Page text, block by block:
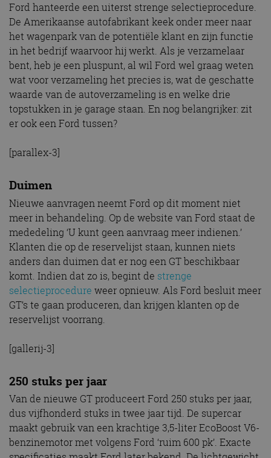
Ford hanteerde een uiterst strenge selectieprocedure.
De Amerikaanse autofabrikant keek onder meer naar
het wagenpark van de potentiële klant en zijn functie
in het bedrijf waarvoor hij werkt. Als je verzamelaar
bent, heb je een pluspunt, al wil Ford wel graag weten
wat voor verzameling het precies is, wat de geschatte
waarde van de autoverzameling is en welke drie
topstukken in je garage staan. En nog belangrijker: zit
er ook een Ford tussen?
[parallex-3]
Duimen
Nieuwe aanvragen neemt Ford op dit moment niet
meer in behandeling. Op de website van Ford staat de
mededeling ‘U kunt geen aanvraag meer indienen.’
Klanten die op de reservelijst staan, kunnen niets
anders dan duimen dat er nog een GT beschikbaar
komt. Indien dat zo is, begint de strenge
selectieprocedure weer opnieuw. Als Ford besluit meer
GT’s te gaan produceren, dan krijgen klanten op de
reservelijst voorrang.
[gallerij-3]
250 stuks per jaar
Van de nieuwe GT produceert Ford 250 stuks per jaar,
dus vijfhonderd stuks in twee jaar tijd. De supercar
maakt gebruik van een krachtige 3,5-liter EcoBoost V6-
benzinemotor met volgens Ford ‘ruim 600 pk’. Exacte